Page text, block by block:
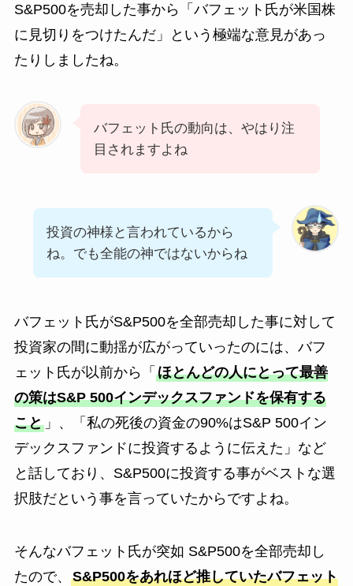
S&P500を売却した事から「バフェット氏が米国株
に見切りをつけたんだ」という極端な意見があっ
たりしましたね。
バフェット氏の動向は、やはり注
目されますよね
投資の神様と言われているから
ね。でも全能の神ではないからね
バフェット氏がS&P500を全部売却した事に対して
投資家の間に動揺が広がっていったのには、バフ
ェット氏が以前から「 ほとんどの人にとって最善
の策はS&P 500インデックスファンドを保有する
こと」、「私の死後の資金の90%はS&P 500イン
デックスファンドに投資するように伝えた」など
と話しており、S&P500に投資する事がベストな選
択肢だという事を言っていたからですよね。
そんなバフェット氏が突如 S&P500を全部売却し
たので、 S&P500をあれほど推していたバフェット